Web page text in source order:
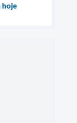
hoje